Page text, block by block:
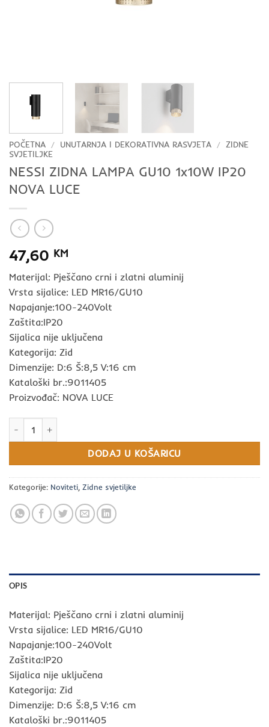
POČETNA / UNUTARNJA I DEKORATIVNA RASVJETA / ZIDNE
SVJETILJKE
NESSI ZIDNA LAMPA GU10 1x10W IP20
NOVA LUCE
47,60 KM
Materijal: Pješčano crni i zlatni aluminij
Vrsta sijalice: LED MR16/GU10
Napajanje:100-240Volt
Zaštita:IP20
Sijalica nije uključena
Kategorija: Zid
Dimenzije: D:6 Š:8,5 V:16 cm
Kataloški br.:9011405
Proizvođač: NOVA LUCE
DODAJ U KOŠARICU
Kategorije: Noviteti, Zidne svjetiljke
OPIS
Materijal: Pješčano crni i zlatni aluminij
Vrsta sijalice: LED MR16/GU10
Napajanje:100-240Volt
Zaštita:IP20
Sijalica nije uključena
Kategorija: Zid
Dimenzije: D:6 Š:8,5 V:16 cm
Kataloški br.:9011405